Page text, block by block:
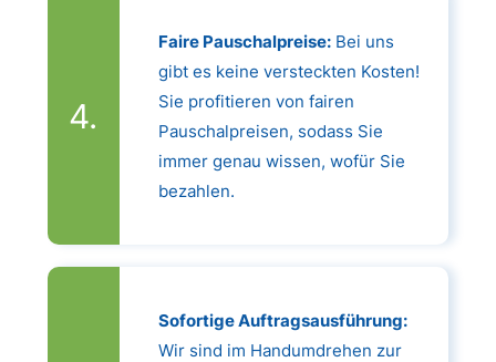
Faire Pauschalpreise:Bei uns
gibt es keine versteckten Kosten!
Sie profitieren von fairen
Pauschalpreisen, sodass Sie
immer genau wissen, wofür Sie
bezahlen.
Sofortige Auftragsausführung:
Wir sind im Handumdrehen zur